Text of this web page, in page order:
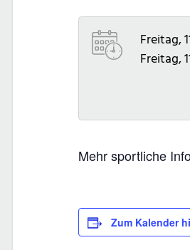
Freitag,
Freitag,
Mehr sportliche
Zum Kalender